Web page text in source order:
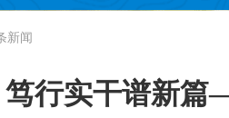
新闻
笃行实干谱新